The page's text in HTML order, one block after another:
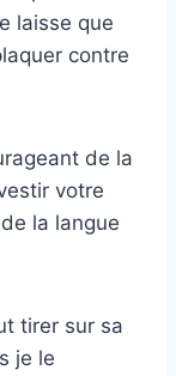
laisse que
contre
de la
votre
la langue
tirer sur sa
je le